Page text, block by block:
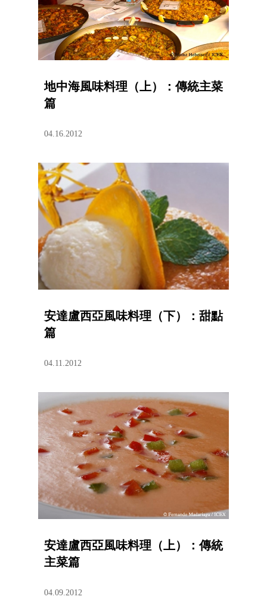
地中海風味料理（上）：傳統主菜
篇
04.16.2012
安達盧西亞風味料理（下）：甜點
篇
04.11.2012
安達盧西亞風味料理（上）：傳統
主菜篇
04.09.2012